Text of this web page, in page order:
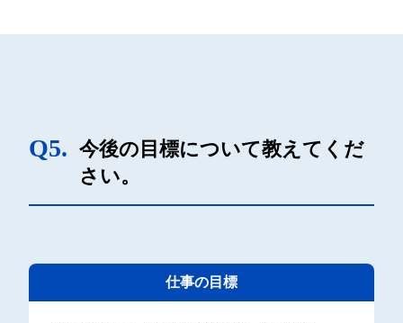
Q5. 今後の目標について教えてくだ
さい。
仕事の目標